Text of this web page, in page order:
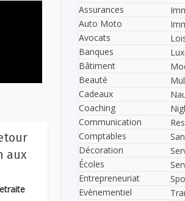
aux
Assurances
Auto Moto
Avocats
Banques
Bâtiment
Beauté
Cadeaux
Coaching
Communication
Comptables
Décoration
Écoles
Entrepreneuriat
Evènementiel